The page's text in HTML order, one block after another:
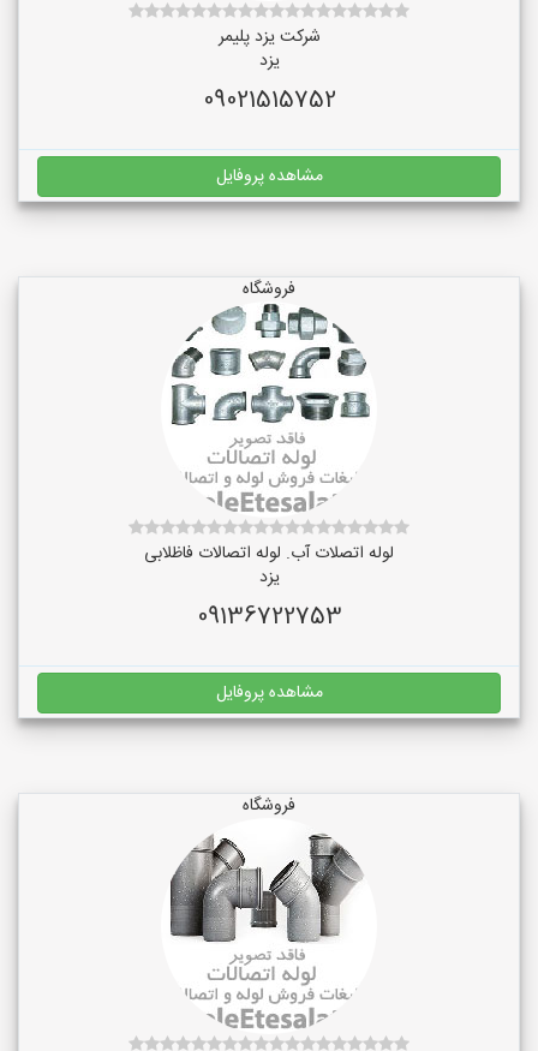
شرکت یزد پلیمر
یزد
09021515752
مشاهده پروفایل
فروشگاه
لوله اتصلات آب. لوله اتصالات فاظلابی
یزد
09136722753
مشاهده پروفایل
فروشگاه